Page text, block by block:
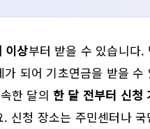
이상부터 받을 수 있습니다.
되어 기초연금을 받을 수
한 달의 한 달 전부터 신청
신청 장소는 주민센터나